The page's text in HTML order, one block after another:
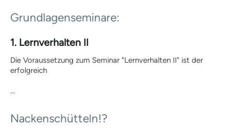
Beschäftigung / Auslastung /
Clickertraining
Kind & Hund
Verhalten /
Grundlagenseminare:
1. Lernverhalten II
Die Voraussetzung zum Seminar "Lernverhalten II" ist der
erfolgreich
...
Nackenschütteln!?